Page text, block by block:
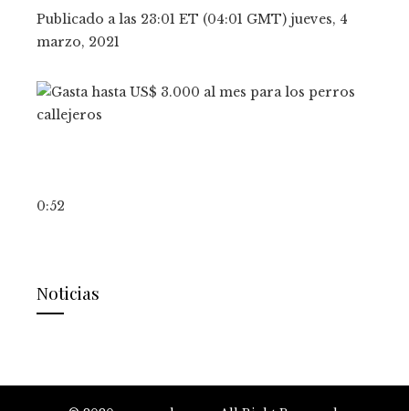
Publicado a las 23:01 ET (04:01 GMT) jueves, 4
marzo, 2021
0:52
Noticias